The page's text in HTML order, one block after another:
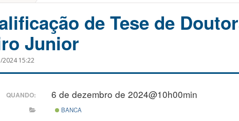
de Tese de
Junior
2024 15:22
QUANDO: 6 de dezembro de 2024@10h00min
BANCA